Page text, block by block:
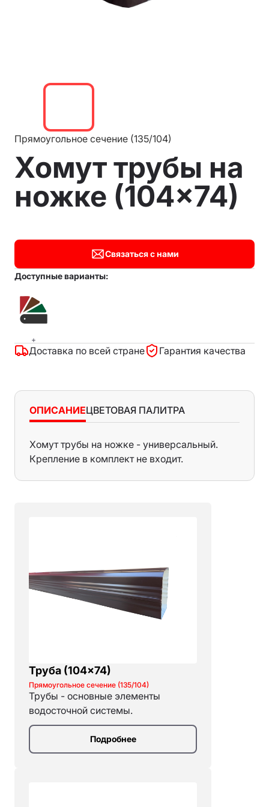
Прямоугольное сечение (135/104)
Хомут трубы на
ножке (104×74)
Связаться с нами
Доступные варианты:
+
Доставка по всей стране Гарантия качества
ОПИСАНИЕЦВЕТОВАЯ ПАЛИТРА
Хомут трубы на ножке - универсальный.
Крепление в комплект не входит.
RAL 3005
RAL 8017
RAL 9003
Труба (104×74)
Прямоугольное сечение (135/104)
Трубы - основные элементы
водосточной системы.
Подробнее